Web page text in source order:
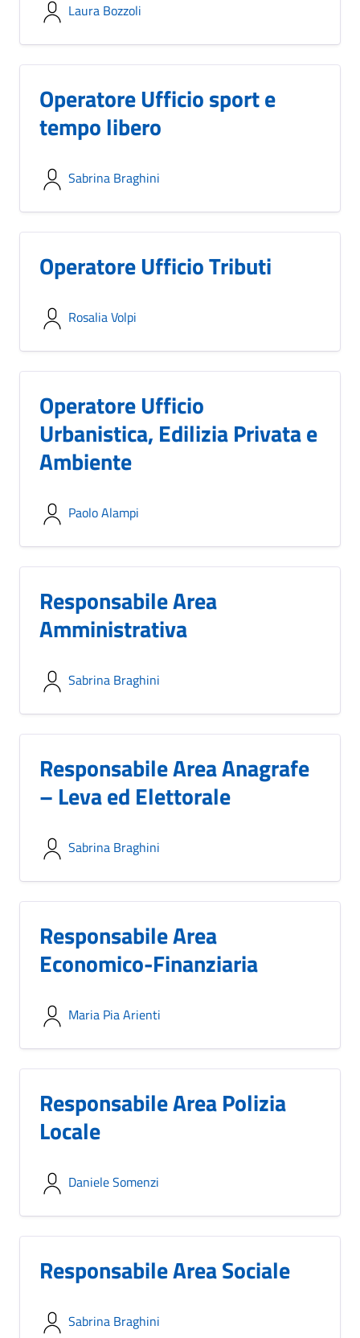
Laura Bozzoli
Operatore Ufficio sport e
tempo libero
Sabrina Braghini
Operatore Ufficio Tributi
Rosalia Volpi
Operatore Ufficio
Urbanistica, Edilizia Privata e
Ambiente
Paolo Alampi
Responsabile Area
Amministrativa
Sabrina Braghini
Responsabile Area Anagrafe
– Leva ed Elettorale
Sabrina Braghini
Responsabile Area
Economico-Finanziaria
Maria Pia Arienti
Responsabile Area Polizia
Locale
Daniele Somenzi
Responsabile Area Sociale
Sabrina Braghini